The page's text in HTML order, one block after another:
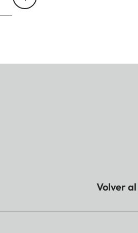
Volver